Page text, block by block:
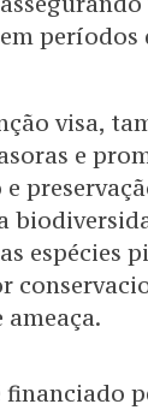
períodos
visa,
e
e
espécies
financiado